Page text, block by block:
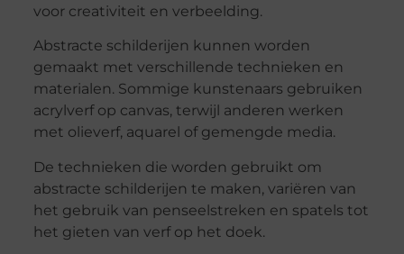
voor creativiteit en verbeelding.
Abstracte schilderijen kunnen worden
gemaakt met verschillende technieken en
materialen. Sommige kunstenaars gebruiken
acrylverf op canvas, terwijl anderen werken
met olieverf, aquarel of gemengde media.
De technieken die worden gebruikt om
abstracte schilderijen te maken, variëren van
het gebruik van penseelstreken en spatels tot
het gieten van verf op het doek.